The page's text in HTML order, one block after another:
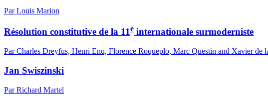
Par Louis Marion
Résolution constitutive de la 11e internationale surmoderniste
Par Charles Dreyfus, Henri Enu, Florence Roqueplo, Marc Questin and Xavier de
Jan Swiszinski
Par Richard Martel